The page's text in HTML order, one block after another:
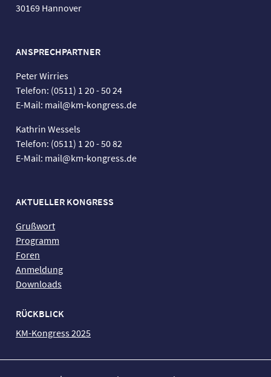
30169 Hannover
ANSPRECHPARTNER
Peter Wirries
Telefon: (0511) 1 20 - 50 24
E-Mail: mail@km-kongress.de
Kathrin Wessels
Telefon: (0511) 1 20 - 50 82
E-Mail: mail@km-kongress.de
AKTUELLER KONGRESS
Grußwort
Programm
Foren
Anmeldung
Downloads
RÜCKBLICK
KM-Kongress 2025